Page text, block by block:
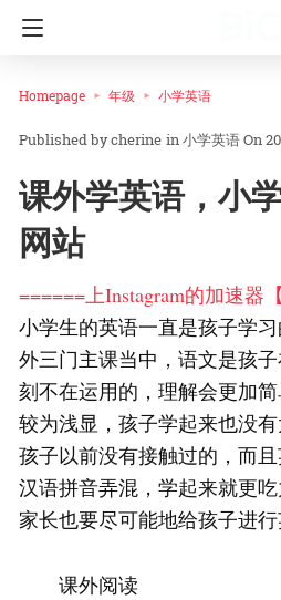
Homepage 年级 小学英语
cherine in小学英语On
课外学英语，小
网站
======上Instagram的加速器
小学生的英语一直是孩子学
外三门主课当中，语文是孩
刻不在运用的，理解会更加
较为浅显，孩子学起来也没
孩子以前没有接触过的，而
汉语拼音弄混，学起来就更
家长也要尽可能地给孩子进行
课外阅读